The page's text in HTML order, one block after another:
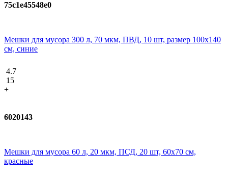
75c1e45548e0
Мешки для мусора 300 л, 70 мкм, ПВД, 10 шт, размер 100х140
см, синие
4.7
15
+
6020143
Мешки для мусора 60 л, 20 мкм, ПСД, 20 шт, 60х70 см,
красные